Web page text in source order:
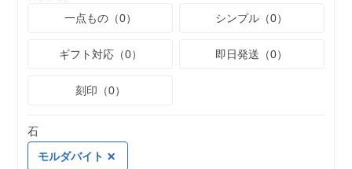
一点もの（0）
シンプル（0）
ギフト対応（0） 即日発送（0）
刻印（0）
石
モルダバイト